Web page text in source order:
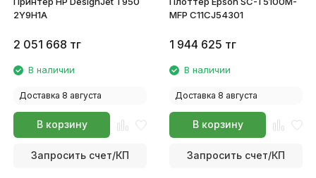
2Y9H1A
2 051 668 тг
В наличии
Доставка 8 августа
В корзину
Запросить счет/КП
MFP C11CJ54301
1 944 625 тг
В наличии
Доставка 8 августа
В корзину
Запросить счет/КП